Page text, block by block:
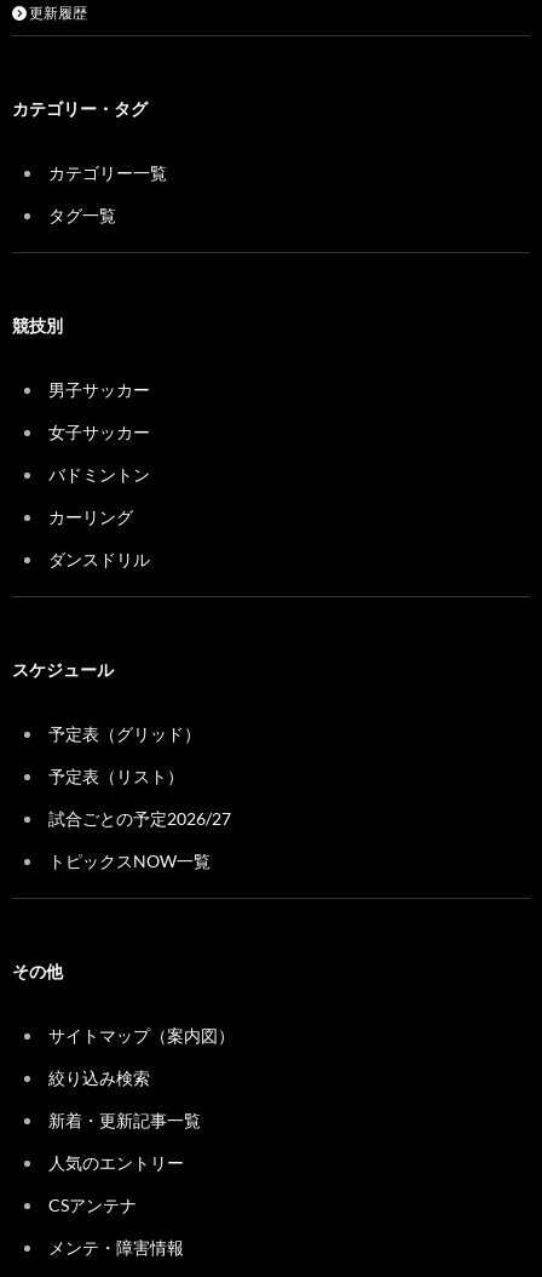
更新履歴
カテゴリー・タグ
カテゴリー一覧
タグ一覧
競技別
男子サッカー
女子サッカー
バドミントン
カーリング
ダンスドリル
スケジュール
予定表（グリッド）
予定表（リスト）
試合ごとの予定2026/27
トピックスNOW一覧
その他
サイトマップ（案内図）
絞り込み検索
新着・更新記事一覧
人気のエントリー
CSアンテナ
メンテ・障害情報